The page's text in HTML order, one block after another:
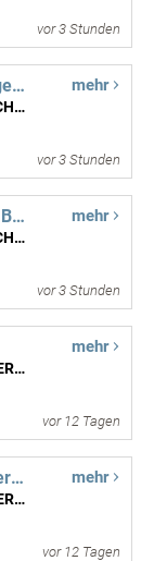
vor 3 Stunden
Auszubildende zur Fachkraft für Lagerlogistik (m/w/d) ab September 2027
MEWA TEXTIL-SERVICE SE & CO. DEUTSCHLAND OHG
mehr
vor 3 Stunden
Auszubildende zum Elektroniker für Betriebstechnik (m/w/d) ab September 2027
MEWA TEXTIL-SERVICE SE & CO. DEUTSCHLAND OHG
mehr
vor 3 Stunden
BÄCKEREI BREITNER - MATHIAS BREITNER GMBH
mehr
vor 12 Tagen
Verkäufer:in (m/w/d) in einer unserer Filialen
BÄCKEREI BREITNER - MATHIAS BREITNER GMBH
mehr
vor 12 Tagen